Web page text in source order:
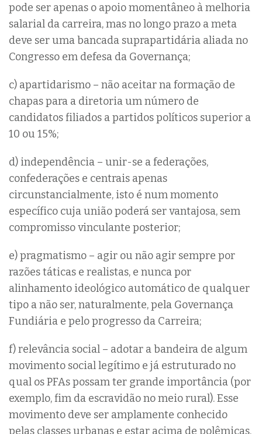
pode ser apenas o apoio momentâneo à melhoria
salarial da carreira, mas no longo prazo a meta
deve ser uma bancada suprapartidária aliada no
Congresso em defesa da Governança;
c) apartidarismo – não aceitar na formação de
chapas para a diretoria um número de
candidatos filiados a partidos políticos superior a
10 ou 15%;
d) independência – unir-se a federações,
confederações e centrais apenas
circunstancialmente, isto é num momento
específico cuja união poderá ser vantajosa, sem
compromisso vinculante posterior;
e) pragmatismo – agir ou não agir sempre por
razões táticas e realistas, e nunca por
alinhamento ideológico automático de qualquer
tipo a não ser, naturalmente, pela Governança
Fundiária e pelo progresso da Carreira;
f) relevância social – adotar a bandeira de algum
movimento social legítimo e já estruturado no
qual os PFAs possam ter grande importância (por
exemplo, fim da escravidão no meio rural). Esse
movimento deve ser amplamente conhecido
pelas classes urbanas e estar acima de polêmicas.